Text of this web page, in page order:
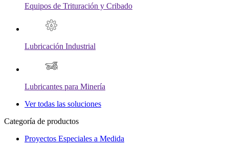
Equipos de Trituración y Cribado
Lubricación Industrial
Lubricantes para Minería
Ver todas las soluciones
Categoría de productos
Proyectos Especiales a Medida